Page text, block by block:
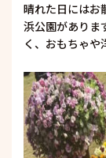
晴れた日にはお
浜公園がありま
く、おもちゃや